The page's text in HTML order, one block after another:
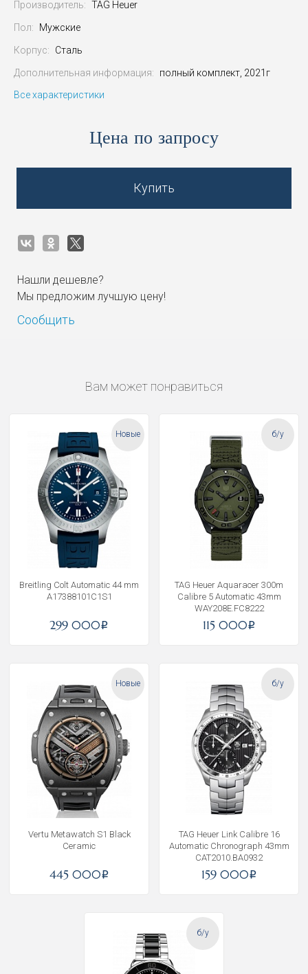
Производитель: TAG Heuer
Пол: Мужские
Корпус: Сталь
Дополнительная информация:
полный комплект, 2021г
Все характеристики
Цена по запросу
Купить
Нашли дешевле?
Мы предложим лучшую цену!
Сообщить
Вам может понравиться
Новые
Breitling Colt Automatic 44 mm
A17388101C1S1
299 000i
б/у
TAG Heuer Aquaracer 300m
Calibre 5 Automatic 43mm
WAY208E.FC8222
115 000i
Новые
Vertu Metawatch S1 Black
Ceramic
445 000i
б/у
TAG Heuer Link Calibre 16
Automatic Chronograph 43mm
CAT2010.BA0932
159 000i
б/у